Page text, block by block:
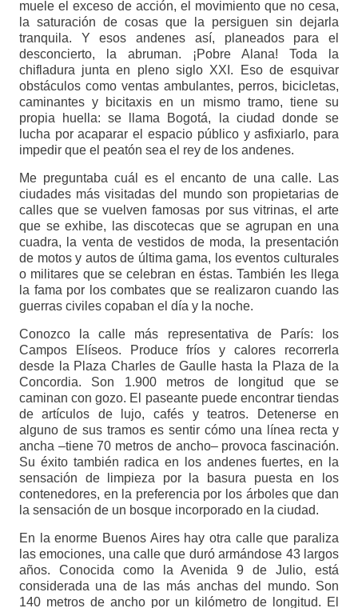
muele el exceso de acción, el movimiento que no cesa,
la saturación de cosas que la persiguen sin dejarla
tranquila. Y esos andenes así, planeados para el
desconcierto, la abruman. ¡Pobre Alana! Toda la
chifladura junta en pleno siglo XXI. Eso de esquivar
obstáculos como ventas ambulantes, perros, bicicletas,
caminantes y bicitaxis en un mismo tramo, tiene su
propia huella: se llama Bogotá, la ciudad donde se
lucha por acaparar el espacio público y asfixiarlo, para
impedir que el peatón sea el rey de los andenes.
Me preguntaba cuál es el encanto de una calle. Las
ciudades más visitadas del mundo son propietarias de
calles que se vuelven famosas por sus vitrinas, el arte
que se exhibe, las discotecas que se agrupan en una
cuadra, la venta de vestidos de moda, la presentación
de motos y autos de última gama, los eventos culturales
o militares que se celebran en éstas. También les llega
la fama por los combates que se realizaron cuando las
guerras civiles copaban el día y la noche.
Conozco la calle más representativa de París: los
Campos Elíseos. Produce fríos y calores recorrerla
desde la Plaza Charles de Gaulle hasta la Plaza de la
Concordia. Son 1.900 metros de longitud que se
caminan con gozo. El paseante puede encontrar tiendas
de artículos de lujo, cafés y teatros. Detenerse en
alguno de sus tramos es sentir cómo una línea recta y
ancha –tiene 70 metros de ancho– provoca fascinación.
Su éxito también radica en los andenes fuertes, en la
sensación de limpieza por la basura puesta en los
contenedores, en la preferencia por los árboles que dan
la sensación de un bosque incorporado en la ciudad.
En la enorme Buenos Aires hay otra calle que paraliza
las emociones, una calle que duró armándose 43 largos
años. Conocida como la Avenida 9 de Julio, está
considerada una de las más anchas del mundo. Son
140 metros de ancho por un kilómetro de longitud. El